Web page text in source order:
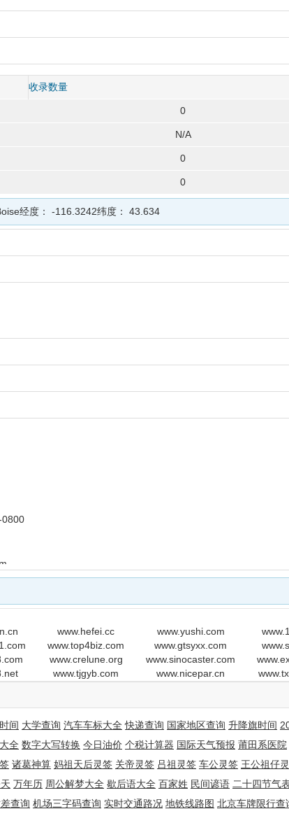
收录数量
0
N/A
0
0
经度： -116.3242纬度： 43.634
0800
www.hefei.cc www.yushi.com
www.top4biz.com www.gtsyxx.com
www.crelune.org www.sinocaster.com
www.tjgyb.com www.nicepar.cn
间 大学查询 汽车车标大全 快递查询 国家地区查询 升降旗时间
全 数字大写转换 今日油价 个税计算器 国际天气预报 莆田系医院
诸葛神算 妈祖天后灵签 关帝灵签 吕祖灵签 车公灵签 王公祖仔
万年历 周公解梦大全 歇后语大全 百家姓 民间谚语 二十四节气
查询 机场三字码查询 实时交通路况 地铁线路图 北京车牌限行查